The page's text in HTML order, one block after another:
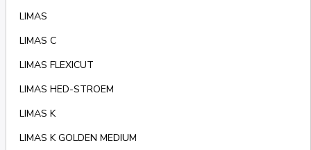
LIMAS
LIMAS C
LIMAS FLEXICUT
LIMAS HED-STROEM
LIMAS K
LIMAS K GOLDEN MEDIUM